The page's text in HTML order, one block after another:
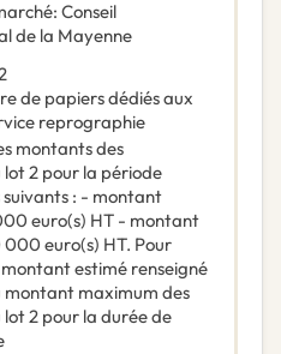
: Conseil
de la Mayenne
de papiers dédiés aux
reprographie
montants des
2 pour la période
suivants : - montant
euro(s) HT - montant
euro(s) HT. Pour
estimé renseigné
montant maximum des
2 pour la durée de